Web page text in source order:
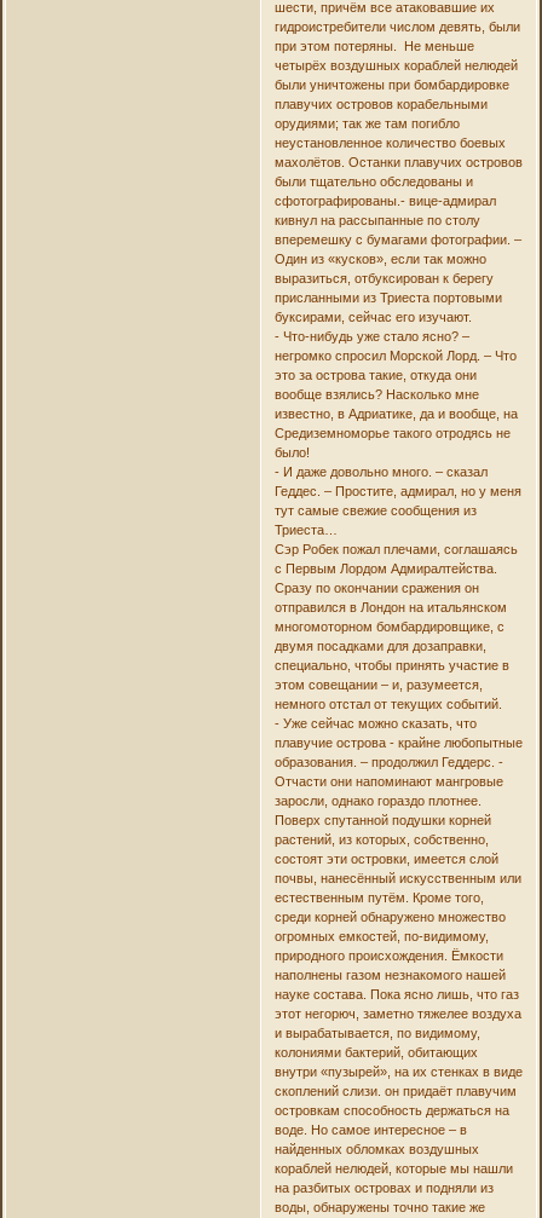
шести, причём все атаковавшие их
гидроистребители числом девять, были
при этом потеряны. Не меньше
четырёх воздушных кораблей нелюдей
были уничтожены при бомбардировке
плавучих островов корабельными
орудиями; так же там погибло
неустановленное количество боевых
махолётов. Останки плавучих островов
были тщательно обследованы и
сфотографированы.- вице-адмирал
кивнул на рассыпанные по столу
вперемешку с бумагами фотографии. –
Один из «кусков», если так можно
выразиться, отбуксирован к берегу
присланными из Триеста портовыми
буксирами, сейчас его изучают.
- Что-нибудь уже стало ясно? –
негромко спросил Морской Лорд. – Что
это за острова такие, откуда они
вообще взялись? Насколько мне
известно, в Адриатике, да и вообще, на
Средиземноморье такого отродясь не
было!
- И даже довольно много. – сказал
Геддес. – Простите, адмирал, но у меня
тут самые свежие сообщения из
Триеста…
Сэр Робек пожал плечами, соглашаясь
с Первым Лордом Адмиралтейства.
Сразу по окончании сражения он
отправился в Лондон на итальянском
многомоторном бомбардировщике, с
двумя посадками для дозаправки,
специально, чтобы принять участие в
этом совещании – и, разумеется,
немного отстал от текущих событий.
- Уже сейчас можно сказать, что
плавучие острова - крайне любопытные
образования. – продолжил Геддерс. -
Отчасти они напоминают мангровые
заросли, однако гораздо плотнее.
Поверх спутанной подушки корней
растений, из которых, собственно,
состоят эти островки, имеется слой
почвы, нанесённый искусственным или
естественным путём. Кроме того,
среди корней обнаружено множество
огромных емкостей, по-видимому,
природного происхождения. Ёмкости
наполнены газом незнакомого нашей
науке состава. Пока ясно лишь, что газ
этот негорюч, заметно тяжелее воздуха
и вырабатывается, по видимому,
колониями бактерий, обитающих
внутри «пузырей», на их стенках в виде
скоплений слизи. он придаёт плавучим
островкам способность держаться на
воде. Но самое интересное – в
найденных обломках воздушных
кораблей нелюдей, которые мы нашли
на разбитых островах и подняли из
воды, обнаружены точно такие же